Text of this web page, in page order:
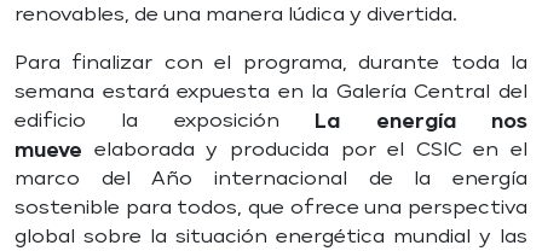
renovables, de una manera lúdica y divertida.
Para finalizar con el programa, durante toda la
semana estará expuesta en la Galería Central del
edificio la exposición La energía nos
mueve elaborada y producida por el CSIC en el
marco del Año internacional de la energía
sostenible para todos, que ofrece una perspectiva
global sobre la situación energética mundial y las